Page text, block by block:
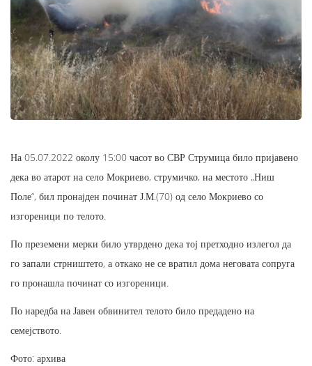
На 05.07.2022 околу 15:00 часот во СВР Струмица било пријавено
дека во атарот на село Мокриево, струмичко, на местото „Ниш
Поле“, бил пронајден починат Ј.М.(70) од село Мокриево со
изгореници по телото.
По преземени мерки било утврдено дека тој претходно излегол да
го запали стрништето, а откако не се вратил дома неговата сопруга
го пронашла починат со изгореници.
По наредба на Јавен обвинител телото било предадено на
семејството.
Фото: архива